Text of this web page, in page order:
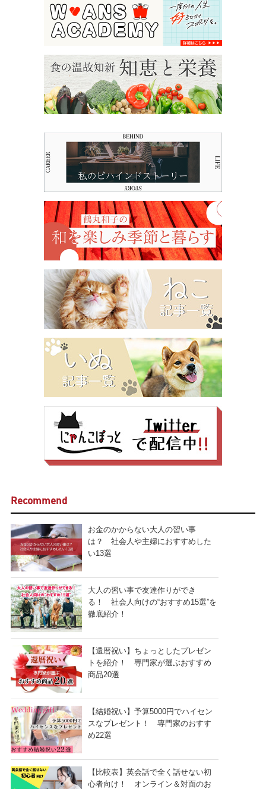
Recommend
お金のかからない大人の習い事
は？ 社会人や主婦におすすめした
い13選
大人の習い事で友達作りができ
る！ 社会人向けの“おすすめ15選”を
徹底紹介！
【還暦祝い】ちょっとしたプレゼン
トを紹介！ 専門家が選ぶおすすめ
商品20選
【結婚祝い】予算5000円でハイセン
スなプレゼント！ 専門家のおすす
め22選
【比較表】英会話で全く話せない初
心者向け！ オンライン＆対面のお